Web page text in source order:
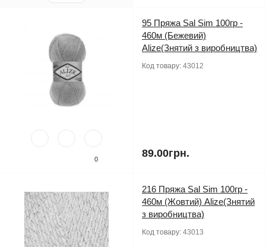
0
95 Пряжа Sal Sim 100гр -
460м (Бежевий)
Alize(Знятий з виробництва)
Код товару: 43012
89.00грн.
216 Пряжа Sal Sim 100гр -
460м (Жовтий) Alize(Знятий
з виробництва)
Код товару: 43013